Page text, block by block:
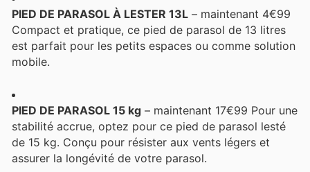
PIED DE PARASOL À LESTER 13L – maintenant 4€99
Compact et pratique, ce pied de parasol de 13 litres
est parfait pour les petits espaces ou comme solution
mobile.
PIED DE PARASOL 15 kg – maintenant 17€99 Pour une
stabilité accrue, optez pour ce pied de parasol lesté
de 15 kg. Conçu pour résister aux vents légers et
assurer la longévité de votre parasol.